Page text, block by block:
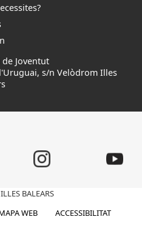
de Joventut
s/n Velòdrom Illes
BALEARS
WEB ACCESSIBILITAT